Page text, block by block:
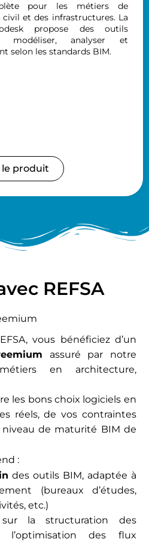
pour les métiers de
civil et des infrastructures. La
propose des outils
modéliser, analyser et
selon les standards BIM.
le produit
REFSA
vous bénéficiez d’un
assuré par notre
en architecture,
les bons choix logiciels en
réels, de vos contraintes
de maturité BIM de
:
des outils BIM, adaptée à
(bureaux d’études,
etc.)
la structuration des
l’optimisation des flux